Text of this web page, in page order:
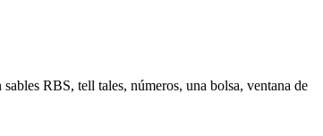
RBS, tell tales, números, una bolsa, ventana de